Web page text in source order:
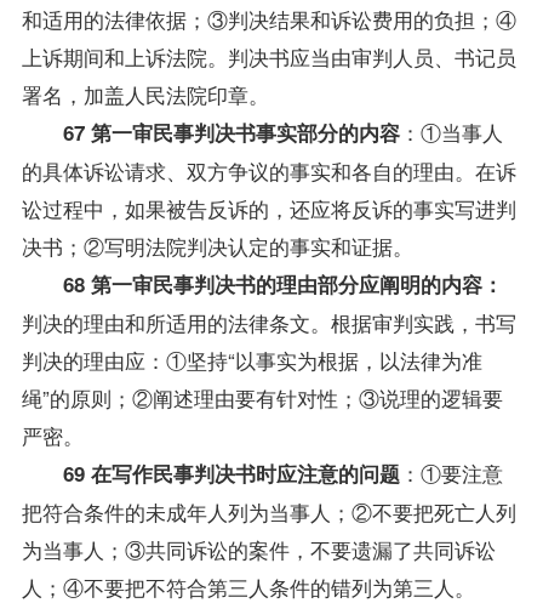
和适用的法律依据；③判决结果和诉讼费用的负担；④
上诉期间和上诉法院。判决书应当由审判人员、书记员
署名，加盖人民法院印章。
67 第一审民事判决书事实部分的内容：①当事人
的具体诉讼请求、双方争议的事实和各自的理由。在诉
讼过程中，如果被告反诉的，还应将反诉的事实写进判
决书；②写明法院判决认定的事实和证据。
68 第一审民事判决书的理由部分应阐明的内容：
判决的理由和所适用的法律条文。根据审判实践，书写
判决的理由应：①坚持“以事实为根据，以法律为准
绳”的原则；②阐述理由要有针对性；③说理的逻辑要
严密。
69 在写作民事判决书时应注意的问题：①要注意
把符合条件的未成年人列为当事人；②不要把死亡人列
为当事人；③共同诉讼的案件，不要遗漏了共同诉讼
人；④不要把不符合第三人条件的错列为第三人。